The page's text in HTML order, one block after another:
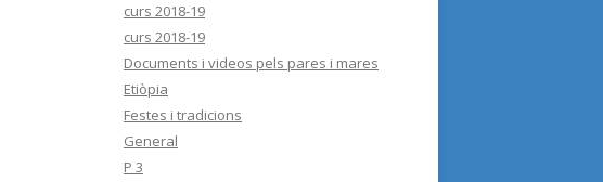
curs 2018-19
curs 2018-19
Documents i videos pels pares i mares
Etiòpia
Festes i tradicions
General
P 3